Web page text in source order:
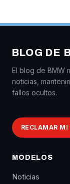
BLOG DE
El blog de BMW
noticias,
fallos ocultos.
RECLAMAR MI
MODELOS
Noticias